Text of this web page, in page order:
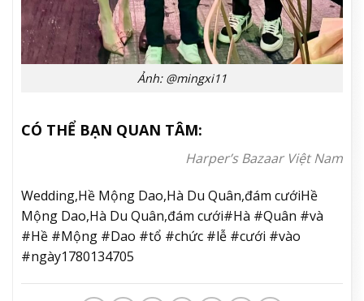
Ảnh: @mingxi11
CÓ THỂ BẠN QUAN TÂM:
Harper’s Bazaar Việt Nam
Wedding,Hề Mộng Dao,Hà Du Quân,đám cướiHề
Mộng Dao,Hà Du Quân,đám cưới#Hà #Quân #và
#Hề #Mộng #Dao #tổ #chức #lễ #cưới #vào
#ngày1780134705